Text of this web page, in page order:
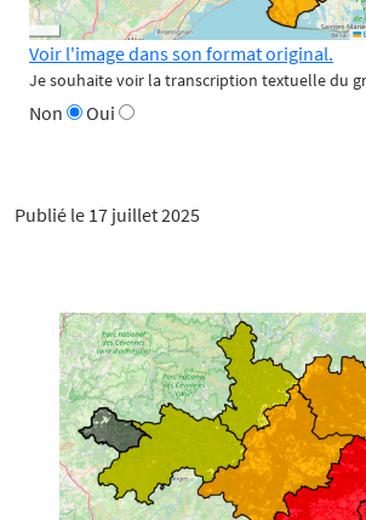
Voir l'image dans son format original.
Je souhaite voir la transcription textuelle du
Non Oui
Publié le 17 juillet 2025